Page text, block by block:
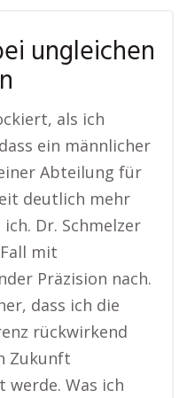
ungleichen
als ich
ein männlicher
Abteilung für
deutlich mehr
Dr. Schmelzer
mit
Präzision nach.
dass ich die
rückwirkend
Zukunft
werde. Was ich